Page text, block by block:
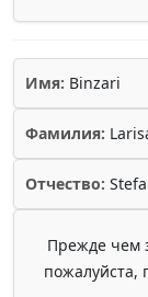
Имя: Binzari
Фамилия:
Отчество:
Прежде чем
пожалуйста,